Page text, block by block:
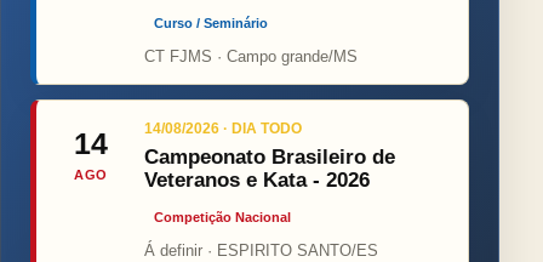
Curso / Seminário
CT FJMS · Campo grande/MS
14
AGO
14/08/2026 · DIA TODO
Campeonato Brasileiro de
Veteranos e Kata - 2026
Competição Nacional
Á definir · ESPIRITO SANTO/ES